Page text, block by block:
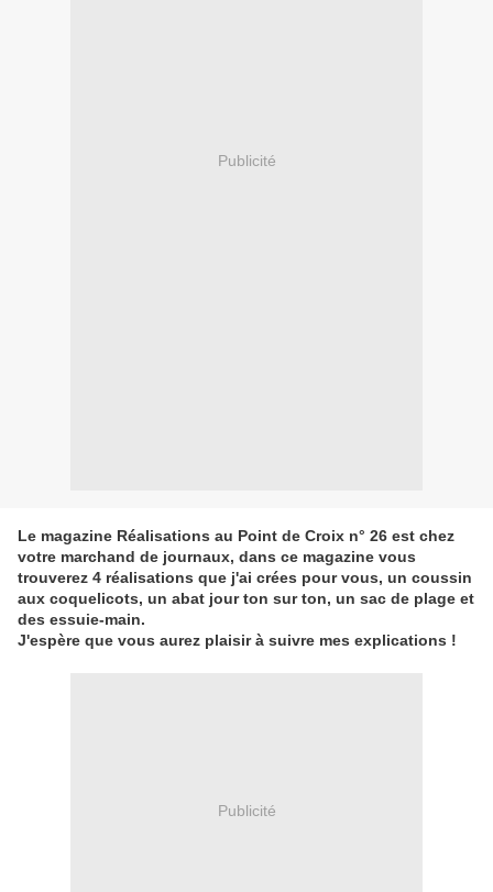
Publicité
Le magazine Réalisations au Point de Croix n° 26 est chez
votre marchand de journaux, dans ce magazine vous
trouverez 4 réalisations que j'ai crées pour vous, un coussin
aux coquelicots, un abat jour ton sur ton, un sac de plage et
des essuie-main.
J'espère que vous aurez plaisir à suivre mes explications !
Publicité